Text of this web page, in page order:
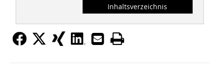
Inhaltsverzeichnis